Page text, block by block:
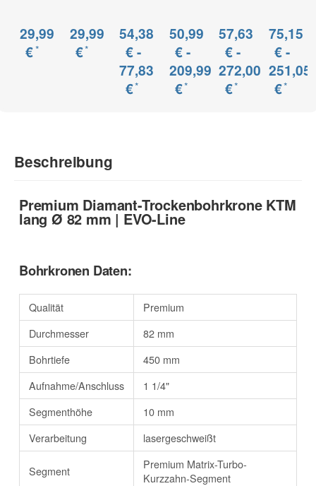
außen
29,99
€*
außen
29,99
€*
54,38
€ -
77,83
€*
50,99
€ -
209,99
€*
57,63
€ -
272,00
€*
75,15
€ -
251,05
€*
Beschreibung
Premium Diamant-Trockenbohrkrone KTM
lang Ø 82 mm | EVO-Line
Bohrkronen Daten:
Qualität
Premium
Durchmesser
82 mm
Bohrtiefe
450 mm
Aufnahme/Anschluss
1 1/4"
Segmenthöhe
10 mm
Verarbeitung
lasergeschweißt
Segment
Premium Matrix-Turbo-
Kurzzahn-Segment